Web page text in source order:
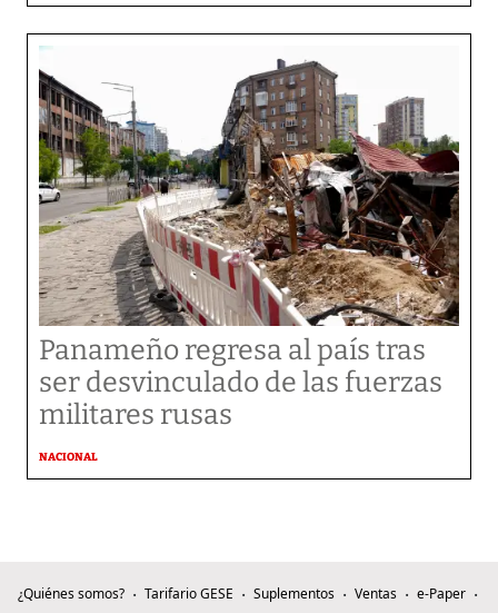
Panameño regresa al país tras
ser desvinculado de las fuerzas
militares rusas
NACIONAL
¿Quiénes somos? Tarifario GESE Suplementos Ventas
e-Paper